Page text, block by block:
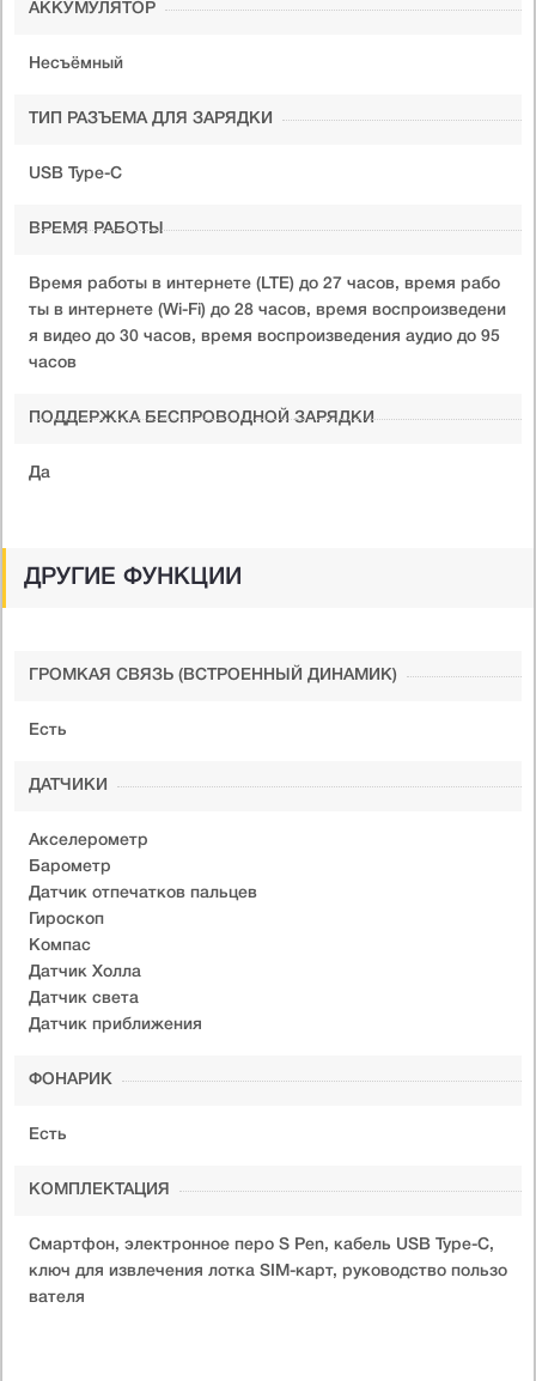
АККУМУЛЯТОР
Несъёмный
ТИП РАЗЪЕМА ДЛЯ ЗАРЯДКИ
USB Type-C
ВРЕМЯ РАБОТЫ
Время работы в интернете (LTE) до 27 часов, время рабо
ты в интернете (Wi-Fi) до 28 часов, время воспроизведени
я видео до 30 часов, время воспроизведения аудио до 95
часов
ПОДДЕРЖКА БЕСПРОВОДНОЙ ЗАРЯДКИ
Да
ДРУГИЕ ФУНКЦИИ
ГРОМКАЯ СВЯЗЬ (ВСТРОЕННЫЙ ДИНАМИК)
Есть
ДАТЧИКИ
Акселерометр
Барометр
Датчик отпечатков пальцев
Гироскоп
Компас
Датчик Холла
Датчик света
Датчик приближения
ФОНАРИК
Есть
КОМПЛЕКТАЦИЯ
Смартфон, электронное перо S Pen, кабель USB Type-C,
ключ для извлечения лотка SIM-карт, руководство пользо
вателя